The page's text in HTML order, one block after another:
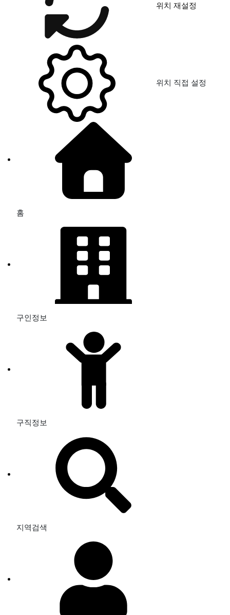
위치 재설정
위치 직접 설정
홈
구인정보
구직정보
지역검색